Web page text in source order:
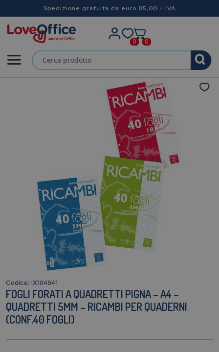
Spedizione gratuita da euro 85,00 + IVA
0 0
Codice: IX104641
FOGLI FORATI A QUADRETTI PIGNA – A4 –
QUADRETTI 5MM – RICAMBI PER QUADERNI
(CONF.40 FOGLI)